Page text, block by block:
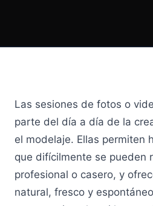
Para creadores
Agendar
Las sesiones de fotos o
parte del día a día de la
el modelaje. Ellas permiten
que difícilmente se pueden
profesional o casero, y
natural, fresco y